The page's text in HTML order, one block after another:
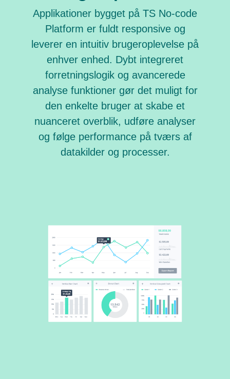
Applikationer bygget på TS No-code
Platform er fuldt responsive og
leverer en intuitiv brugeroplevelse på
enhver enhed. Dybt integreret
forretningslogik og avancerede
analyse funktioner gør det muligt for
den enkelte bruger at skabe et
nuanceret overblik, udføre analyser
og følge performance på tværs af
datakilder og processer.